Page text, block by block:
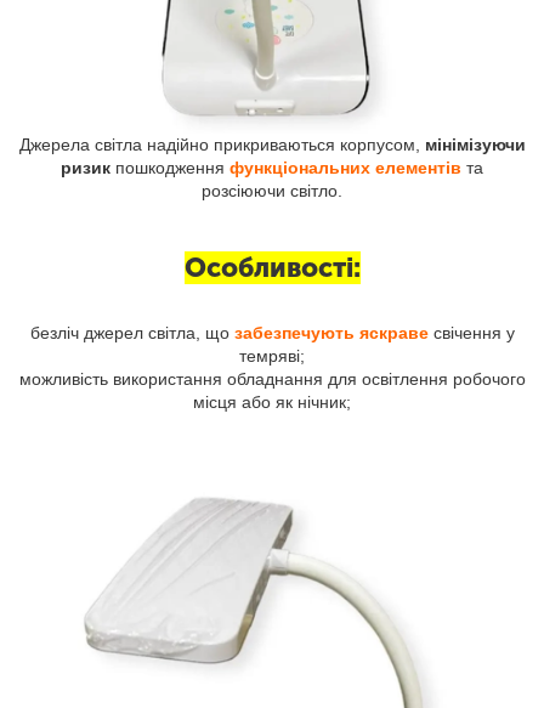
Джерела світла надійно прикриваються корпусом, мінімізуючи
ризик пошкодження функціональних елементів та
розсіюючи світло.
Особливості:
безліч джерел світла, що забезпечують яскравесвічення у
темряві;
можливість використання обладнання для освітлення робочого
місця або як нічник;